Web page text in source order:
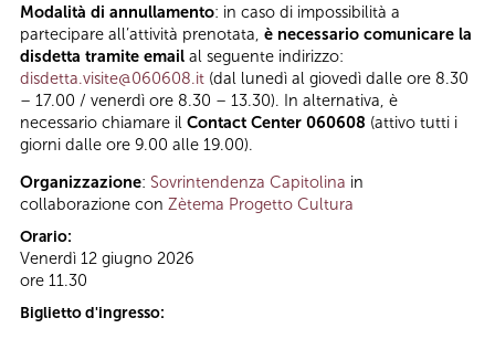
Modalità di annullamento: in caso di impossibilità a
partecipare all’attività prenotata, è necessario comunicare la
disdetta tramite email al seguente indirizzo:
disdetta.visite@060608.it (dal lunedì al giovedì dalle ore 8.30
– 17.00 / venerdì ore 8.30 – 13.30). In alternativa, è
necessario chiamare il Contact Center 060608 (attivo tutti i
giorni dalle ore 9.00 alle 19.00).
Organizzazione: Sovrintendenza Capitolina in
collaborazione con Zètema Progetto Cultura
Orario:
Venerdì 12 giugno 2026
ore 11.30
Biglietto d'ingresso: